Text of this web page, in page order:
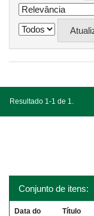
Resultado 1-1 de 1.
Conjunto de itens:
Data do
Título